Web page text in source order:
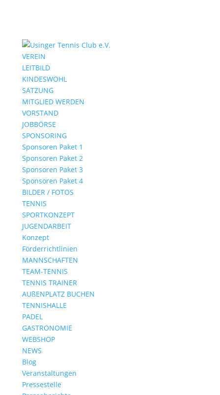
VEREIN
LEITBILD
KINDESWOHL
SATZUNG
MITGLIED WERDEN
VORSTAND
JOBBÖRSE
SPONSORING
Sponsoren Paket 1
Sponsoren Paket 2
Sponsoren Paket 3
Sponsoren Paket 4
BILDER / FOTOS
TENNIS
SPORTKONZEPT
JUGENDARBEIT
Konzept
Förderrichtlinien
MANNSCHAFTEN
TEAM-TENNIS
TENNIS TRAINER
AUßENPLATZ BUCHEN
TENNISHALLE
PADEL
GASTRONOMIE
WEBSHOP
NEWS
Blog
Veranstaltungen
Pressestelle